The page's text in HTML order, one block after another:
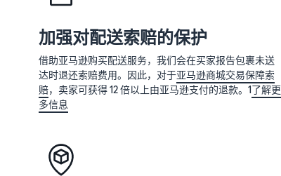
加强对配送索赔的保护
借助亚马逊购买配送服务，我们会在买家报告包裹未送
达时退还索赔费用。因此，对于亚马逊商城交易保障索
赔，卖家可获得 12 倍以上由亚马逊支付的退款。1了解更
多信息